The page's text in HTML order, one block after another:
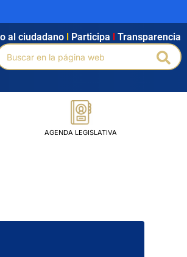
Intranet Búsqueda avanzada
al ciudadano Participa Transparencia
AGENDA LEGISLATIVA